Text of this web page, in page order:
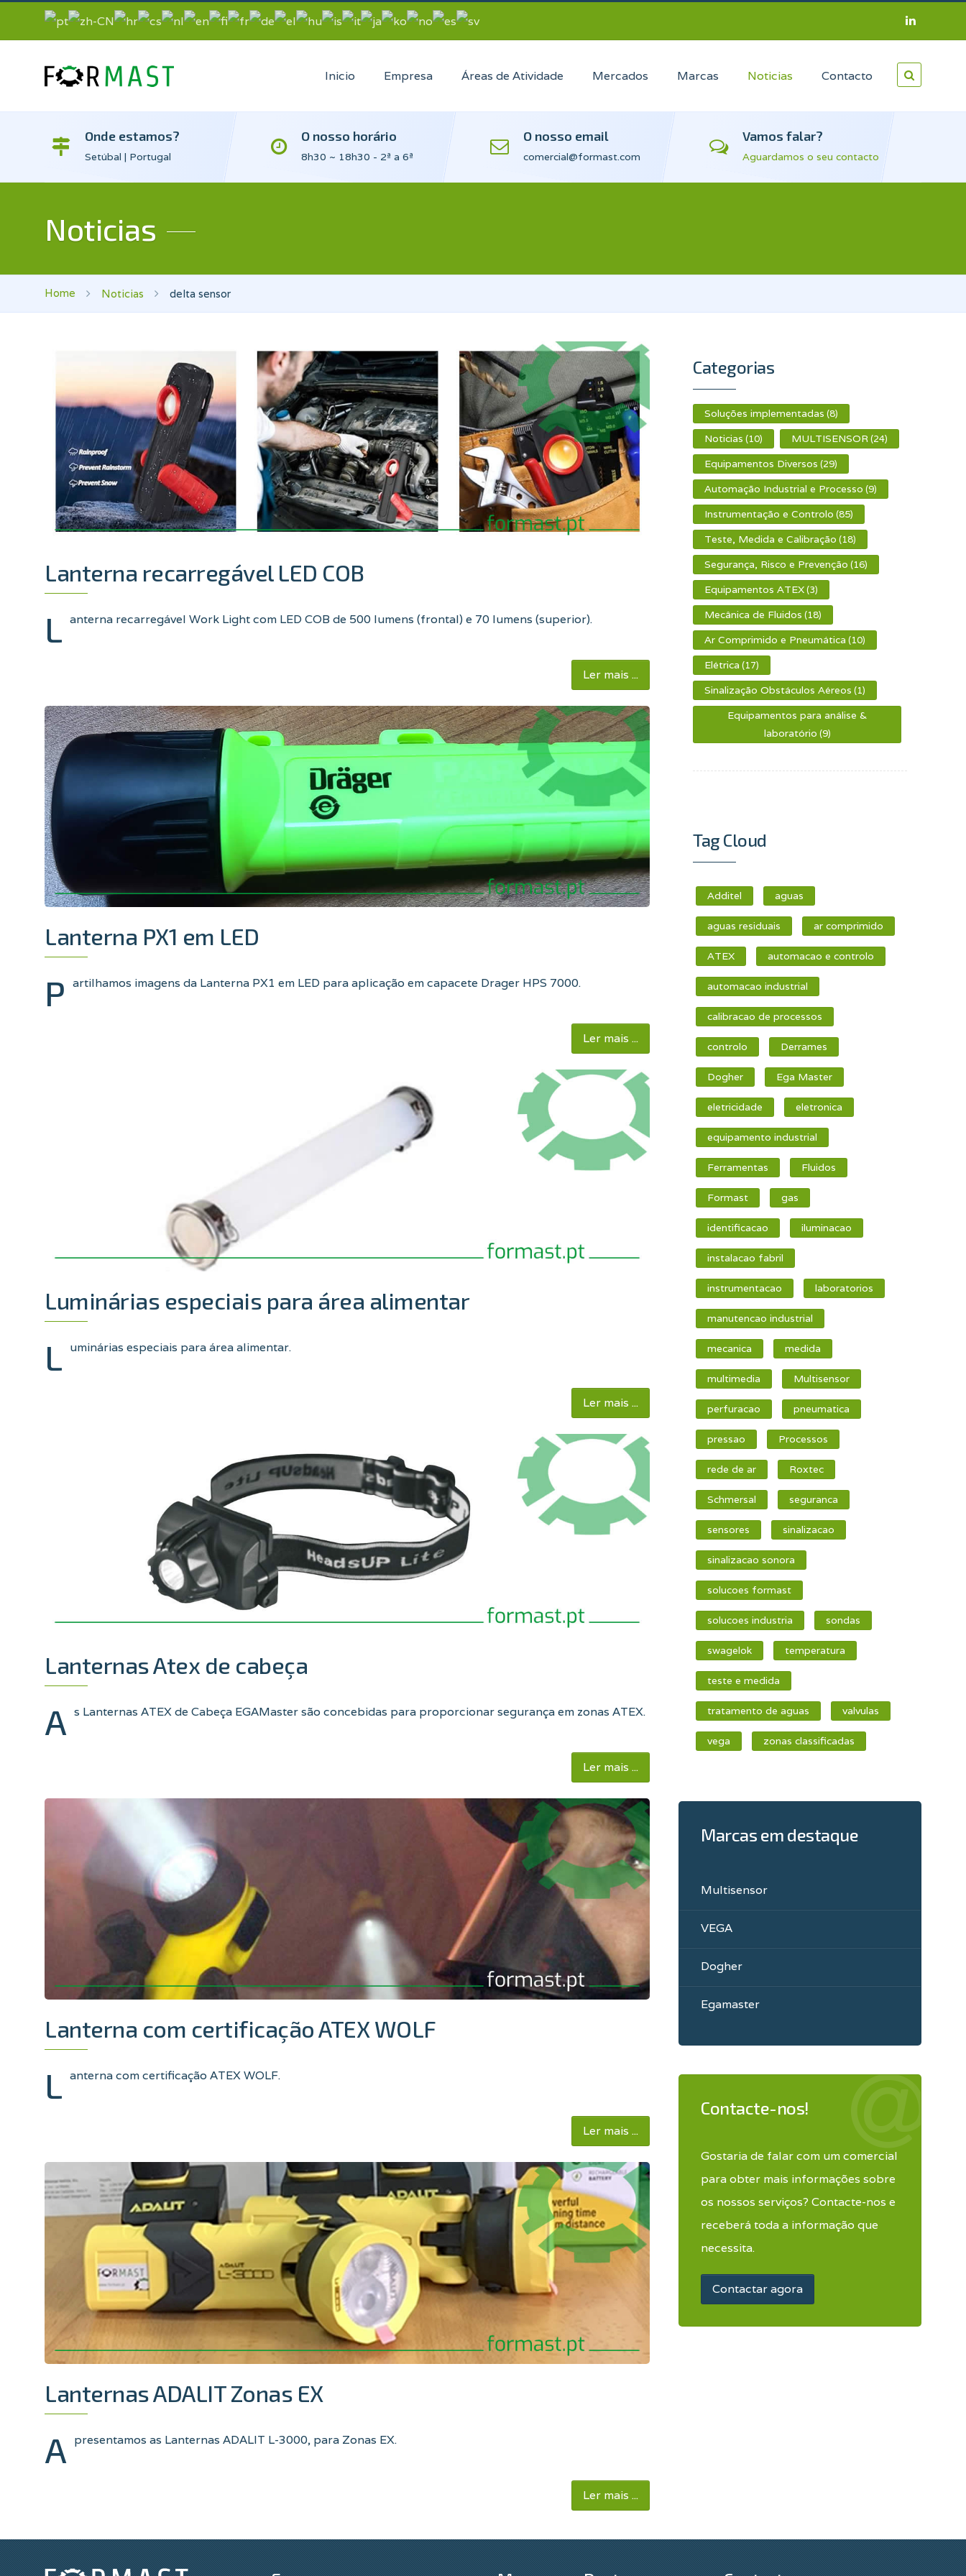
Inicio Empresa Áreas de Atividade Mercados Marcas Noticias Contacto
Onde estamos?
Setúbal | Portugal
O nosso horário
8h30 ~ 18h30 - 2ª a 6ª
O nosso email
comercial@formast.com
Vamos falar?
Aguardamos o seu contacto
Noticias
Home Noticias delta sensor
Lanterna recarregável LED COB
L anterna recarregável Work Light com LED COB de 500 lumens (frontal) e 70 lumens (superior).
Ler mais ...
Lanterna PX1 em LED
P artilhamos imagens da Lanterna PX1 em LED para aplicação em capacete Drager HPS 7000.
Ler mais ...
Luminárias especiais para área alimentar
L uminárias especiais para área alimentar.
Ler mais ...
Lanternas Atex de cabeça
A s Lanternas ATEX de Cabeça EGAMaster são concebidas para proporcionar segurança em zonas ATEX.
Ler mais ...
Lanterna com certificação ATEX WOLF
L anterna com certificação ATEX WOLF.
Ler mais ...
Lanternas ADALIT Zonas EX
A presentamos as Lanternas ADALIT L-3000, para Zonas EX.
Ler mais ...
Categorias
Soluções implementadas (8)
Noticias (10) MULTISENSOR(24)
Equipamentos Diversos (29)
Automação Industrial e Processo (9)
Instrumentação e Controlo (85)
Teste, Medida e Calibração (18)
Segurança, Risco e Prevenção (16)
Equipamentos ATEX(3)
Mecânica de Fluidos (18)
Ar Comprimido e Pneumática (10)
Elétrica (17)
Sinalização Obstáculos Aéreos (1)
Equipamentos para análise &
laboratório (9)
Tag Cloud
Additel aguas
aguas residuais ar comprimido
ATEX automacao e controlo
automacao industrial
calibracao de processos
controlo Derrames
Dogher Ega Master
eletricidade eletronica
equipamento industrial
Ferramentas Fluidos
Formast gas
identificacao iluminacao
instalacao fabril
instrumentacao laboratorios
manutencao industrial
mecanica medida
multimedia Multisensor
perfuracao pneumatica
pressao Processos
rede de ar Roxtec
Schmersal seguranca
sensores sinalizacao
sinalizacao sonora
solucoes formast
solucoes industria sondas
swagelok temperatura
teste e medida
tratamento de aguas valvulas
vega zonas classificadas
Marcas em destaque
Multisensor
VEGA
Dogher
Egamaster
Contacte-nos!
Gostaria de falar com um comercial
para obter mais informações sobre
os nossos serviços? Contacte-nos e
receberá toda a informação que
necessita.
Contactar agora